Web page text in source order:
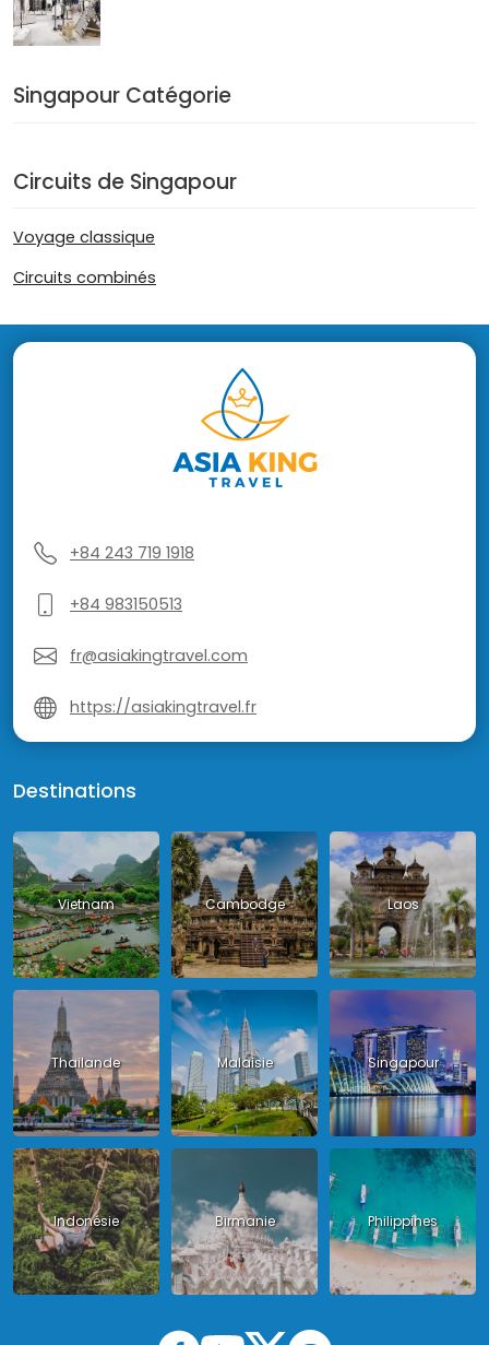
Singapour Catégorie
Circuits de Singapour
Voyage classique
Circuits combinés
+84 243 719 1918
+84 983150513
fr@asiakingtravel.com
https://asiakingtravel.fr
Destinations
Vietnam Cambodge Laos
Thailande Malaisie Singapour
Indonésie Birmanie Philippines